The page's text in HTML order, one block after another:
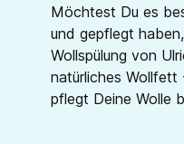
Möchtest Du es
und gepflegt
Wollspülung von
natürliches Wollfett
pflegt Deine Wolle